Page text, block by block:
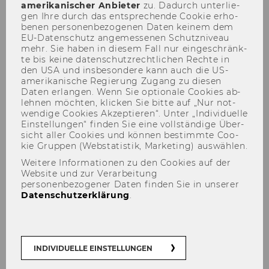
a.o. Univ.-Prof. Dr. Alexander
Kaiser
amerikanischer An­bie­ter zu. Da­durch un­ter­lie­
gen Ihre durch das ent­spre­chen­de Coo­kie er­ho­
be­nen per­so­nen­be­zo­ge­nen Daten kei­nem dem
EU-​Datenschutz an­ge­mes­se­nen Schutz­ni­veau
mehr. Sie haben in die­sem Fall nur ein­ge­schränk­
te bis keine da­ten­schutz­recht­li­chen Rech­te in
den USA und ins­be­son­de­re kann auch die US-​
amerikanische Re­gie­rung Zu­gang zu die­sen
Daten er­lan­gen. Wenn Sie op­tio­na­le Coo­kies ab­
leh­nen möch­ten, kli­cken Sie bitte auf „Nur not­
wen­di­ge Coo­kies Ak­zep­tie­ren“. Unter „In­di­vi­du­el­le
Ein­stel­lun­gen“ fin­den Sie eine voll­stän­di­ge Über­
sicht aller Coo­kies und kön­nen be­stimm­te Coo­
kie Grup­pen (Web­sta­tis­tik, Mar­ke­ting) aus­wäh­len.
Weitere Informationen zu den Cookies auf der
Website und zur Verarbeitung
personenbezogener Daten finden Sie in unserer
Datenschutzerklärung.
INDIVIDUELLE EINSTELLUNGEN